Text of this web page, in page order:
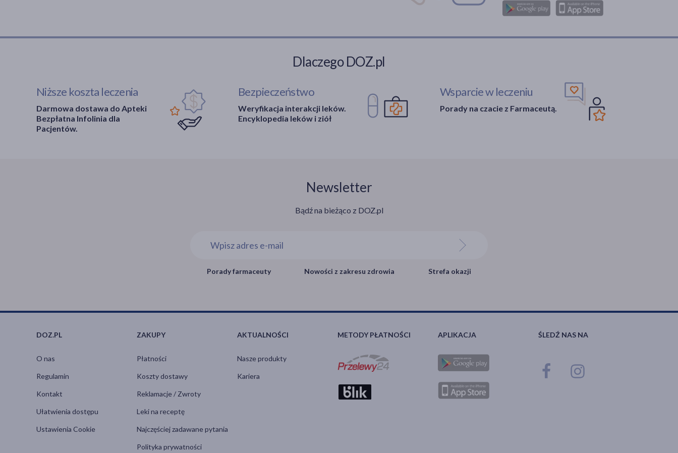
Dlaczego DOZ.pl
Niższe koszta leczenia
Darmowa dostawa do Apteki
Bezpłatna Infolinia dla
Pacjentów.
Bezpieczeństwo
Weryfikacja interakcji leków.
Encyklopedia leków i ziół
Wsparcie w leczeniu
Porady na czacie z Farmaceutą.
Newsletter
Bądź na bieżąco z DOZ.pl
Porady farmaceuty Nowości z zakresu zdrowia Strefa okazji
DOZ.PL
O nas
Regulamin
Kontakt
Ułatwienia dostępu
Ustawienia Cookie
ZAKUPY
Płatności
Koszty dostawy
Reklamacje / Zwroty
Leki na receptę
Najczęściej zadawane pytania
Polityka prywatności
AKTUALNOŚCI
Nasze produkty
Kariera
METODY PŁATNOŚCI APLIKACJA ŚLEDŹ NAS NA